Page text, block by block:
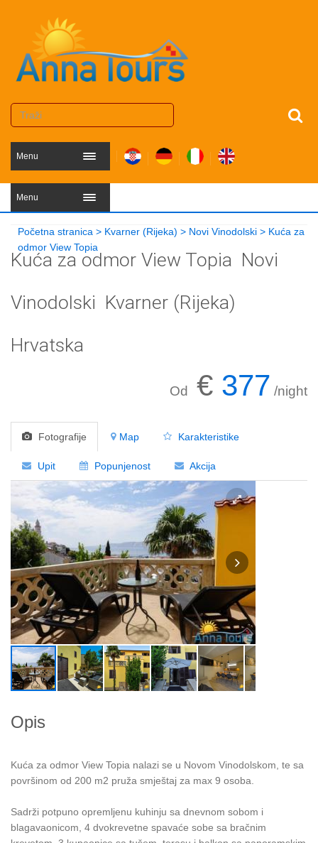
Menu
Menu
Početna stranica > Kvarner (Rijeka) > Novi Vinodolski > Kuća za
odmor View Topia
Kuća za odmor View Topia Novi
Vinodolski Kvarner (Rijeka)
Hrvatska
Od € 377 /night
Fotografije Map Karakteristike
Upit Popunjenost Akcija
Opis
Kuća za odmor View Topia nalazi se u Novom Vinodolskom, te sa
površinom od 200 m2 pruža smještaj za max 9 osoba.
Sadrži potpuno opremljenu kuhinju sa dnevnom sobom i
blagavaonicom, 4 dvokrevetne spavaće sobe sa bračnim